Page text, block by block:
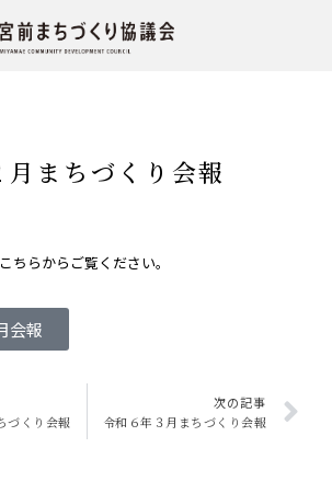
まちづくり会報
ちらからご覧ください。
会報
づくり会報
次の記事
令和６年３月まちづくり会報